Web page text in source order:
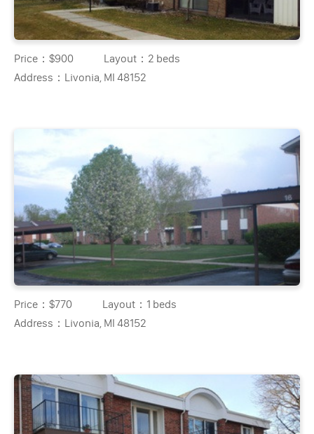
Price：$900 Layout： 2 beds
Address： Livonia, MI 48152
Price：$770 Layout： 1 beds
Address： Livonia, MI 48152